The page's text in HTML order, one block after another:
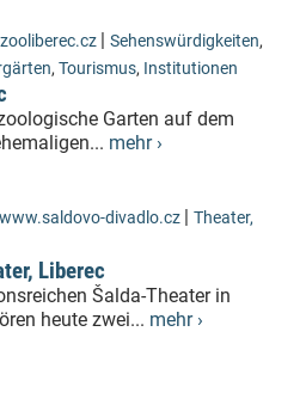
| Sehenswürdigkeiten,
, Tourismus, Institutionen
Garten auf dem
mehr ›
www.saldovo-divadlo.cz | Theater,
Liberec
Šalda-Theater in
heute zwei... mehr ›